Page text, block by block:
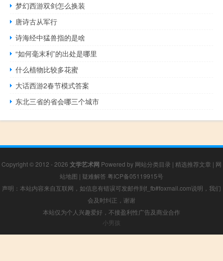
梦幻西游双剑怎么换装
唐诗古从军行
诗海经中猛兽指的是啥
“如何毫末利”的出处是哪里
什么植物比较多花蜜
大话西游2春节模式答案
东北三省的省会哪三个城市
Copyright © 2012 - 2026 文学艺术网 Powered by 网站分类目录 | 精选推荐文章 | 网
站地图 | 疑难解答 粤ICP备05119915号
声明：本站内容来自互联网，如信息有错误可发邮件到f_fb#foxmail.com说明，我们
会及时纠正，谢谢
本站仅为个人兴趣爱好，不接盈利性广告及商业合作
小男孩